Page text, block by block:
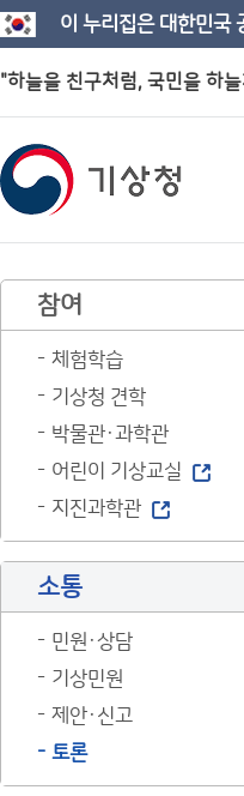
이 누리집은 대한민국
"하늘을 친구처럼, 국민을 하
참여
체험학습
기상청 견학
박물관·과학관
어린이 기상교실
지진과학관
소통
민원·상담
기상민원
제안·신고
토론